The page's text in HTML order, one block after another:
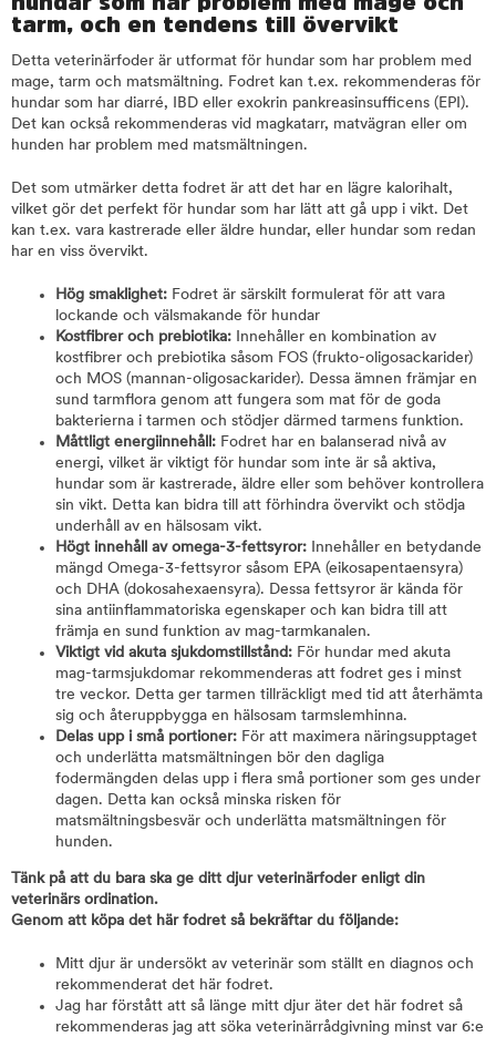
tarm, och en tendens till övervikt
Detta veterinärfoder är utformat för hundar som har problem med
mage, tarm och matsmältning. Fodret kan t.ex. rekommenderas för
hundar som har diarré, IBD eller exokrin pankreasinsufficens (EPI).
Det kan också rekommenderas vid magkatarr, matvägran eller om
hunden har problem med matsmältningen.
Det som utmärker detta fodret är att det har en lägre kalorihalt,
vilket gör det perfekt för hundar som har lätt att gå upp i vikt. Det
kan t.ex. vara kastrerade eller äldre hundar, eller hundar som redan
har en viss övervikt.
Hög smaklighet: Fodret är särskilt formulerat för att vara
lockande och välsmakande för hundar
Kostfibrer och prebiotika: Innehåller en kombination av
kostfibrer och prebiotika såsom FOS (frukto-oligosackarider)
och MOS (mannan-oligosackarider). Dessa ämnen främjar en
sund tarmflora genom att fungera som mat för de goda
bakterierna i tarmen och stödjer därmed tarmens funktion.
Måttligt energiinnehåll: Fodret har en balanserad nivå av
energi, vilket är viktigt för hundar som inte är så aktiva,
hundar som är kastrerade, äldre eller som behöver kontrollera
sin vikt. Detta kan bidra till att förhindra övervikt och stödja
underhåll av en hälsosam vikt.
Högt innehåll av omega-3-fettsyror: Innehåller en betydande
mängd Omega-3-fettsyror såsom EPA (eikosapentaensyra)
och DHA (dokosahexaensyra). Dessa fettsyror är kända för
sina antiinflammatoriska egenskaper och kan bidra till att
främja en sund funktion av mag-tarmkanalen.
Viktigt vid akuta sjukdomstillstånd: För hundar med akuta
mag-tarmsjukdomar rekommenderas att fodret ges i minst
tre veckor. Detta ger tarmen tillräckligt med tid att återhämta
sig och återuppbygga en hälsosam tarmslemhinna.
Delas upp i små portioner: För att maximera näringsupptaget
och underlätta matsmältningen bör den dagliga
fodermängden delas upp i flera små portioner som ges under
dagen. Detta kan också minska risken för
matsmältningsbesvär och underlätta matsmältningen för
hunden.
Tänk på att du bara ska ge ditt djur veterinärfoder enligt din
veterinärs ordination.
Genom att köpa det här fodret så bekräftar du följande:
Mitt djur är undersökt av veterinär som ställt en diagnos och
rekommenderat det här fodret.
Jag har förstått att så länge mitt djur äter det här fodret så
rekommenderas jag att söka veterinärrådgivning minst var 6:e